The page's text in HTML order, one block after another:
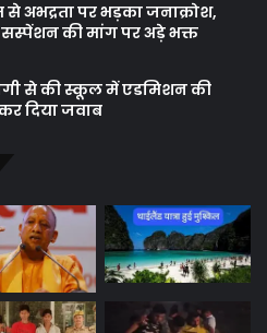
अभद्रता पर भड़का जनाक्रोश,
सस्पेंशन की मांग पर अड़े भक्त
से की स्कूल में एडमिशन की
दिया जवाब